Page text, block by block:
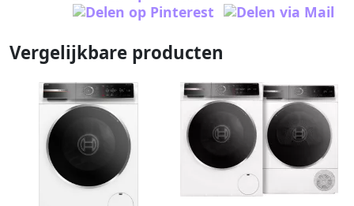
Vergelijkbare producten